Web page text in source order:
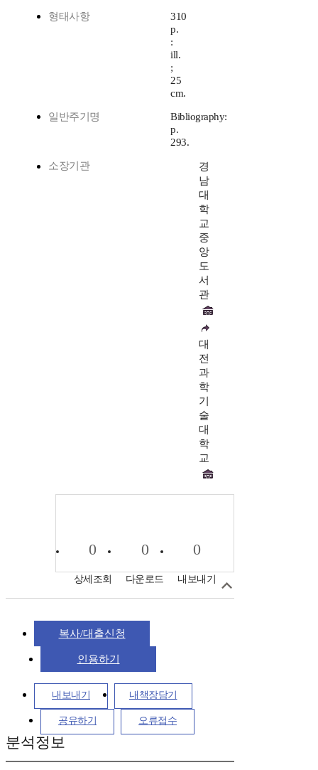
형태사항
310
p.
:
ill.
;
25
cm.
일반주기명
Bibliography:
p.
293.
소장기관
경
남
대
학
교
중
앙
도
서
관
대
전
과
학
기
술
대
학
교
0
상세조회
0
다운로드
0
내보내기
복사/대출신청
인용하기
내보내기 내책장담기
공유하기 오류접수
분석정보